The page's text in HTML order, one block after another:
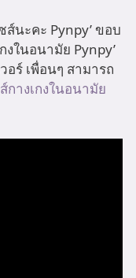
ส์นะคะ Pynpy’ ขอบ
งในอนามัย Pynpy’
อร์ เพื่อนๆ สามารถ
กางเกงในอนามัย